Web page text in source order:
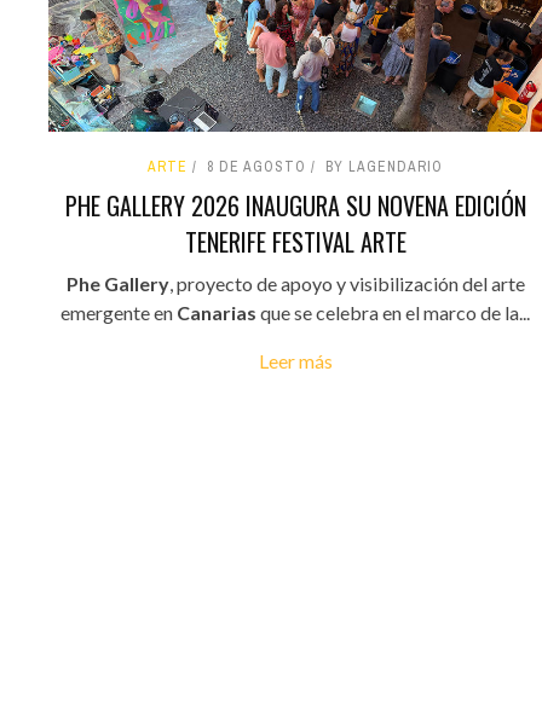
ARTE 8 DE AGOSTO BY LAGENDARIO
PHE GALLERY 2026 INAUGURA SU NOVENA EDICIÓN
TENERIFE FESTIVAL ARTE
Phe Gallery, proyecto de apoyo y visibilización del arte
emergente en Canarias que se celebra en el marco de la...
Leer más